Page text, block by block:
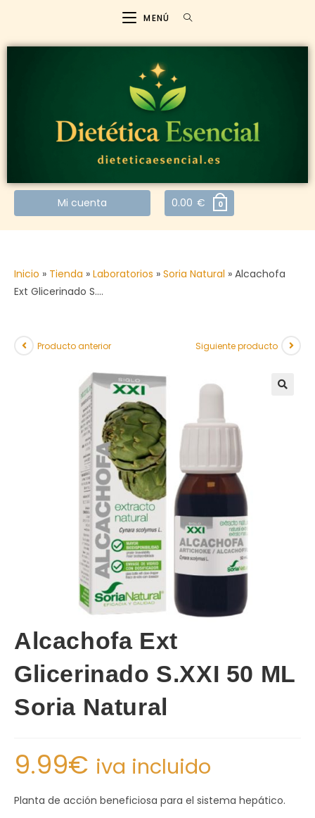
MENÚ
Mi cuenta 0.00 € 0
Inicio » Tienda » Laboratorios » Soria Natural » Alcachofa
Ext Glicerinado S.…
Producto anterior Siguiente producto
Alcachofa Ext
Glicerinado S.XXI 50 ML
Soria Natural
9.99€ iva incluido
Planta de acción beneficiosa para el sistema hepático.